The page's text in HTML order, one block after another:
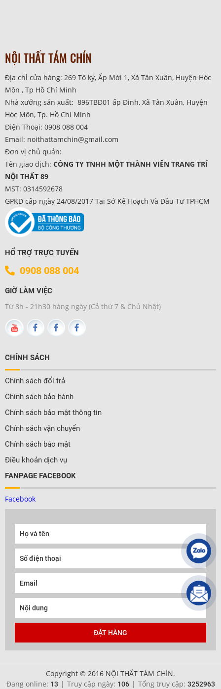
NỘI THẤT TÁM CHÍN
Địa chỉ cửa hàng: 269 Tô ký, Ấp Mới 1, Xã Tân Xuân, Huyện Hóc
Môn , Tp Hồ Chí Minh
Nhà xưởng sản xuất: 896TBĐ01 ấp Đình, Xã Tân Xuân, Huyện
Hóc Môn, Tp. Hồ Chí Minh
Điện Thoại: 0908 088 004
Email: noithattamchin@gmail.com
Đơn vị chủ quản:
Tên giao dịch: CÔNG TY TNHH MỘT THÀNH VIÊN TRANG TRÍ
NỘI THẤT 89
MST: 0314592678
GPKD cấp ngày 24/08/2017 Tại Sở Kế Hoạch Và Đầu Tư TPHCM
HỔ TRỢ TRỰC TUYẾN
0908 088 004
GIỜ LÀM VIỆC
Từ 8h - 21h30 hàng ngày (Cả thứ 7 & Chủ Nhật)
CHÍNH SÁCH
Chính sách đổi trả
Chính sách bảo hành
Chính sách bảo mật thông tin
Chính sách vận chuyển
Chính sách bảo mật
Điều khoản dịch vụ
FANPAGE FACEBOOK
Facebook
Copyright © 2016 NỘI THẤT TÁM CHÍN.
Đang online: 13 | Truy cập ngày: 106 | Tổng truy cập: 3252963